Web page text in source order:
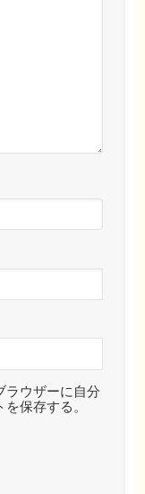
ラウザーに自分
保存する。